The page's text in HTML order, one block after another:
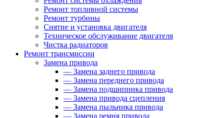
Ремонт топливной системы
Ремонт турбины
Снятие и установка двигателя
Техническое обслуживание двигателя
Чистка радиаторов
Ремонт трансмиссии
Замена привода
— Замена заднего привода
— Замена переднего привода
— Замена подшипника привода
— Замена привода сцепления
— Замена пыльника привода
— Замена ремня привода